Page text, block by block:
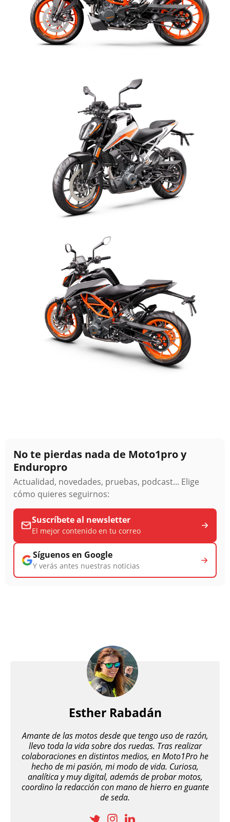
No te pierdas nada de Moto1pro y
Enduropro
Actualidad, novedades, pruebas, podcast... Elige
cómo quieres seguirnos:
Suscríbete al newsletter
El mejor contenido en tu correo
Síguenos en Google
Y verás antes nuestras noticias
Esther Rabadán
Amante de las motos desde que tengo uso de razón,
llevo toda la vida sobre dos ruedas. Tras realizar
colaboraciones en distintos medios, en Moto1Pro he
hecho de mi pasión, mi modo de vida. Curiosa,
analítica y muy digital, además de probar motos,
coordino la redacción con mano de hierro en guante
de seda.